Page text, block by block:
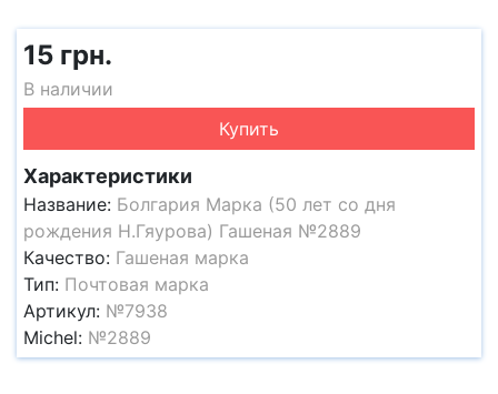
15 грн.
В наличии
Купить
Характеристики
Название: Болгария Марка (50 лет со дня
рождения Н.Гяурова) Гашеная №2889
Качество: Гашеная марка
Тип: Почтовая марка
Артикул: №7938
Michel: №2889